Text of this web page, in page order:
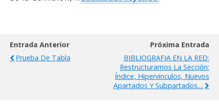
Entrada Anterior
Prueba De Tabla
Próxima Entrada
BIBLIOGRAFIA EN LA RED:
Restructuramos La Sección:
Índice, Hipervinculos, Nuevos
Apartados Y Subpartados....